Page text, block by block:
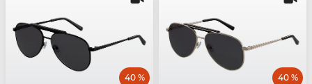
40 % 40 %